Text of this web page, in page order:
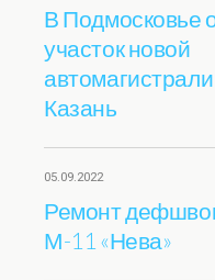
В Подмосковье
участок новой
Казань
05.09.2022
Ремонт
М-11 «Нева»